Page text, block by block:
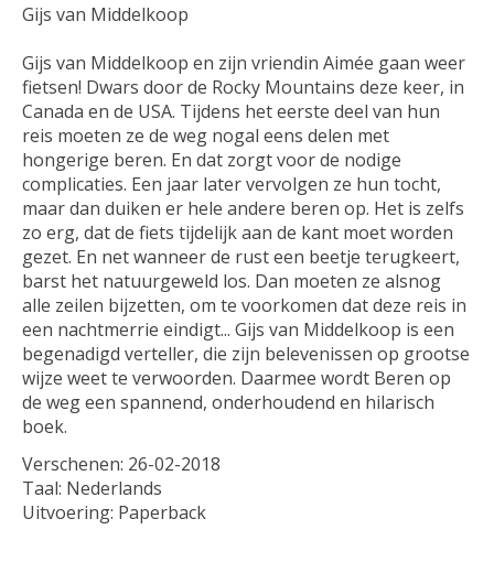
Gijs van Middelkoop
Gijs van Middelkoop en zijn vriendin Aimée gaan weer
fietsen! Dwars door de Rocky Mountains deze keer, in
Canada en de USA. Tijdens het eerste deel van hun
reis moeten ze de weg nogal eens delen met
hongerige beren. En dat zorgt voor de nodige
complicaties. Een jaar later vervolgen ze hun tocht,
maar dan duiken er hele andere beren op. Het is zelfs
zo erg, dat de fiets tijdelijk aan de kant moet worden
gezet. En net wanneer de rust een beetje terugkeert,
barst het natuurgeweld los. Dan moeten ze alsnog
alle zeilen bijzetten, om te voorkomen dat deze reis in
een nachtmerrie eindigt... Gijs van Middelkoop is een
begenadigd verteller, die zijn belevenissen op grootse
wijze weet te verwoorden. Daarmee wordt Beren op
de weg een spannend, onderhoudend en hilarisch
boek.
Verschenen: 26-02-2018
Taal: Nederlands
Uitvoering: Paperback